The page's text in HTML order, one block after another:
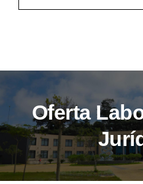
LA UNIVERSIDAD
FORMACIÓN
ADMISIÓN
Oferta